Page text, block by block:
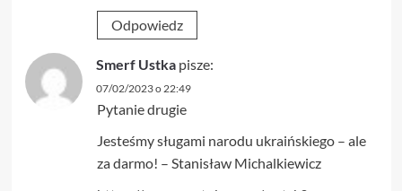
Odpowiedz
Smerf Ustka pisze:
07/02/2023 o 22:49
Pytanie drugie
Jesteśmy sługami narodu ukraińskiego – ale
za darmo! – Stanisław Michalkiewicz